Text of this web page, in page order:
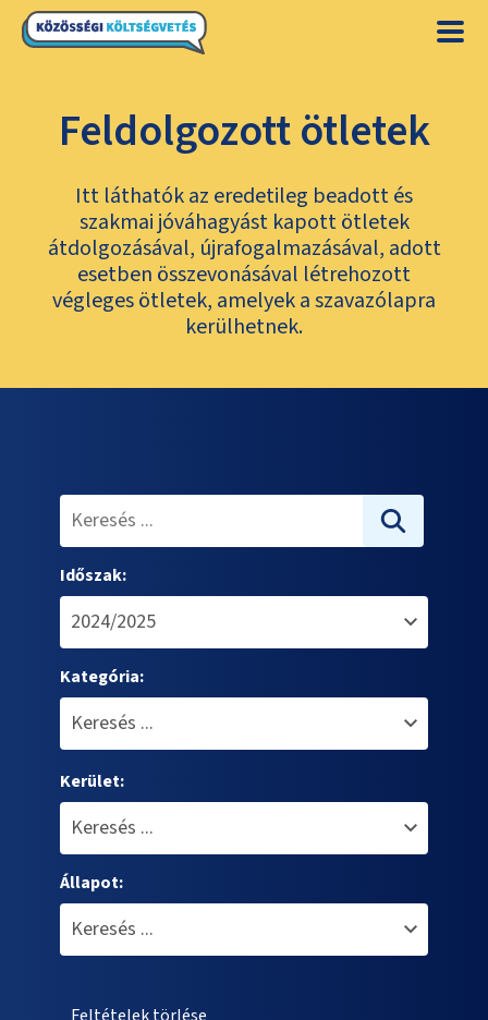
Feldolgozott ötletek
Itt láthatók az eredetileg beadott és
szakmai jóváhagyást kapott ötletek
átdolgozásával, újrafogalmazásával, adott
esetben összevonásával létrehozott
végleges ötletek, amelyek a szavazólapra
kerülhetnek.
Időszak:
Kategória:
Kerület:
Állapot: